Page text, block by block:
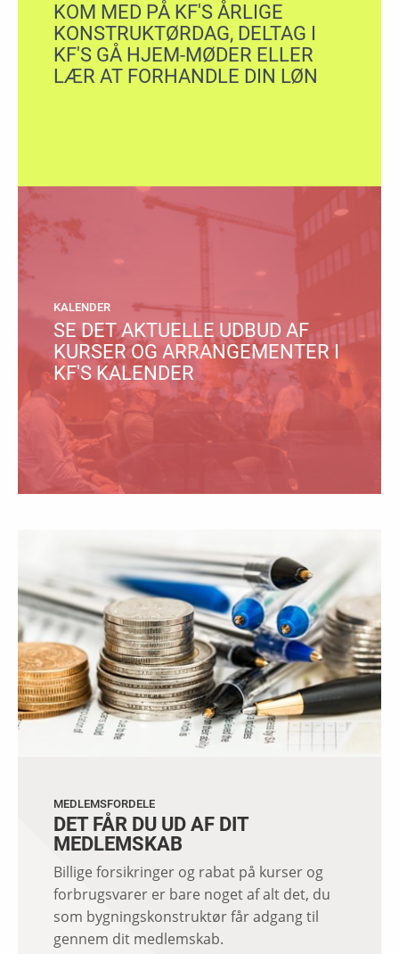
KOM MED PÅ KF'S ÅRLIGE
KONSTRUKTØRDAG, DELTAG I
KF'S GÅ HJEM-MØDER ELLER
LÆR AT FORHANDLE DIN LØN
KALENDER
SE DET AKTUELLE UDBUD AF
KURSER OG ARRANGEMENTER I
KF'S KALENDER
MEDLEMSFORDELE
DET FÅR DU UD AF DIT
MEDLEMSKAB
Billige forsikringer og rabat på kurser og
forbrugsvarer er bare noget af alt det, du
som bygningskonstruktør får adgang til
gennem dit medlemskab.